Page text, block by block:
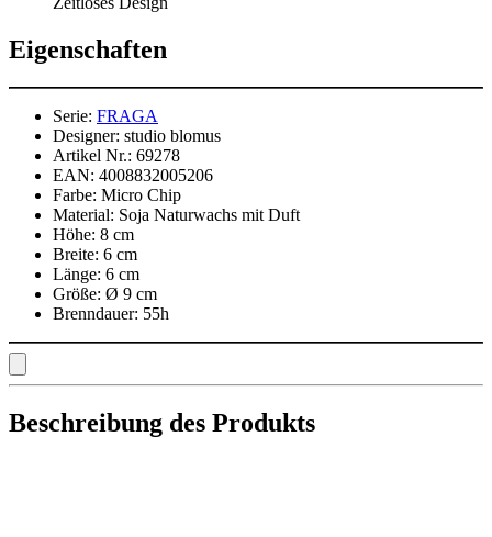
Eigenschaften
Serie: FRAGA
Designer: studio blomus
Artikel Nr.: 69278
EAN: 4008832005206
Farbe: Micro Chip
Material: Soja Naturwachs mit Duft
Höhe: 8 cm
Breite: 6 cm
Länge: 6 cm
Größe: Ø 9 cm
Brenndauer: 55h
Beschreibung des Produkts